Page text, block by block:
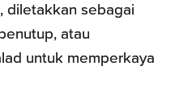
diletakkan sebagai
atau
untuk memperkaya